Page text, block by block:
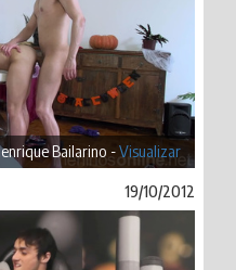
Bailarino -Visualizar
19/10/2012